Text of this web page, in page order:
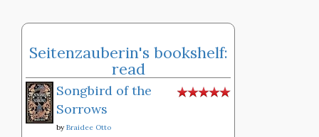
Seitenzauberin's bookshelf:
read
Songbird of the
Sorrows
by Braidee Otto